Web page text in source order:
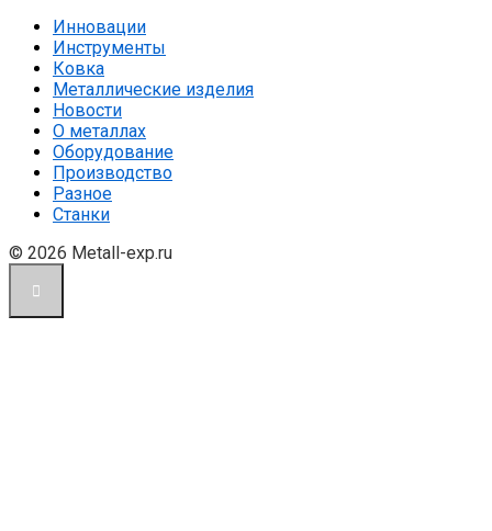
Инновации
Инструменты
Ковка
Металлические изделия
Новости
О металлах
Оборудование
Производство
Разное
Станки
© 2026 Metall-exp.ru